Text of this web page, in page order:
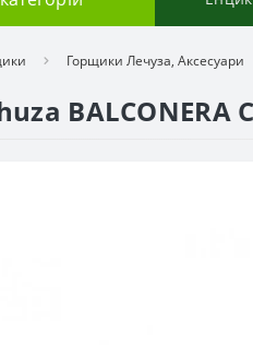
Горщики Лечуза, Аксесуари
BALCONERA